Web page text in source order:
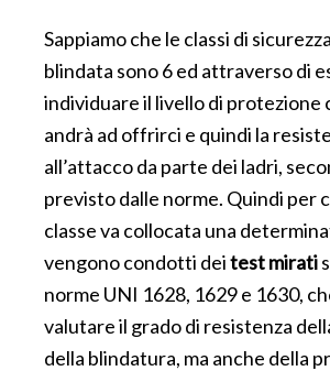
Sappiamo che le classi di
blindata sono 6 ed attraverso di
individuare il livello di protezione
andrà ad offrirci e quindi la
all’attacco da parte dei ladri,
previsto dalle norme. Quindi per
classe va collocata una
vengono condotti deitest mirati
norme UNI 1628, 1629 e 1630,
valutare il grado di resistenza
della blindatura, ma anche della